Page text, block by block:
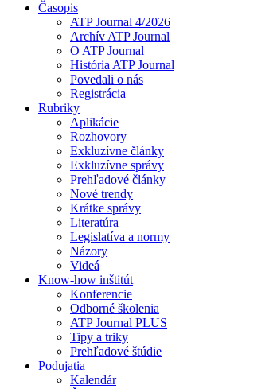
Časopis
ATP Journal 4/2026
Archív ATP Journal
O ATP Journal
História ATP Journal
Povedali o nás
Registrácia
Rubriky
Aplikácie
Rozhovory
Exkluzívne články
Exkluzívne správy
Prehľadové články
Nové trendy
Krátke správy
Literatúra
Legislatíva a normy
Názory
Videá
Know-how inštitút
Konferencie
Odborné školenia
ATP Journal PLUS
Tipy a triky
Prehľadové štúdie
Podujatia
Kalendár